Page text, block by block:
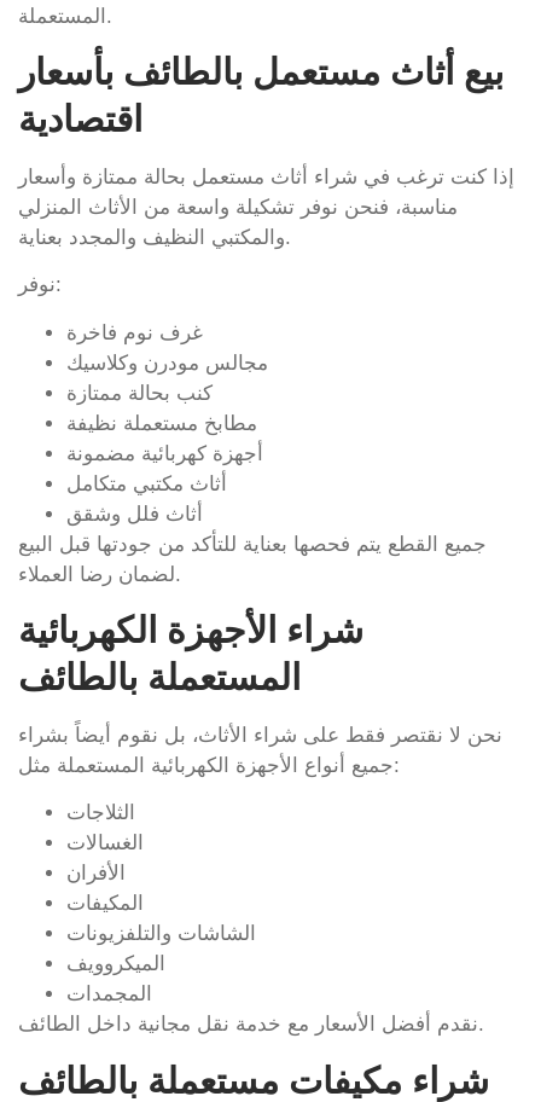
المستعملة.
بيع أثاث مستعمل بالطائف بأسعار
اقتصادية
إذا كنت ترغب في شراء أثاث مستعمل بحالة ممتازة وأسعار
مناسبة، فنحن نوفر تشكيلة واسعة من الأثاث المنزلي
والمكتبي النظيف والمجدد بعناية.
نوفر:
غرف نوم فاخرة
مجالس مودرن وكلاسيك
كنب بحالة ممتازة
مطابخ مستعملة نظيفة
أجهزة كهربائية مضمونة
أثاث مكتبي متكامل
أثاث فلل وشقق
جميع القطع يتم فحصها بعناية للتأكد من جودتها قبل البيع
لضمان رضا العملاء.
شراء الأجهزة الكهربائية
المستعملة بالطائف
نحن لا نقتصر فقط على شراء الأثاث، بل نقوم أيضاً بشراء
جميع أنواع الأجهزة الكهربائية المستعملة مثل:
الثلاجات
الغسالات
الأفران
المكيفات
الشاشات والتلفزيونات
الميكروويف
المجمدات
نقدم أفضل الأسعار مع خدمة نقل مجانية داخل الطائف.
شراء مكيفات مستعملة بالطائف